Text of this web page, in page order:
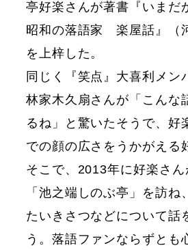
亭好楽さんが著書『いま
昭和の落語家 楽屋話』（
を上梓した。
同じく『笑点』大喜利メン
林家木久扇さんが「こんな
るね」と驚いたそうで、好
での顔の広さをうかがえる
そこで、2013年に好楽さ
「池之端しのぶ亭」を訪ね
たいきさつなどについて話
う。落語ファンならずとも